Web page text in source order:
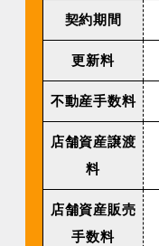
契約期間
更新料
不動産手数料
店舗資産譲渡
料
店舗資産販売
手数料